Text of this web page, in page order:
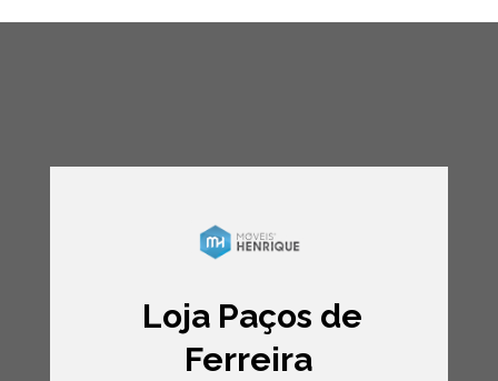
Loja Paços de
Ferreira